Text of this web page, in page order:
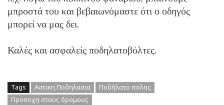
μπροστά του και βεβαιωνόμαστε ότι ο οδηγός
μπορεί να μας δει.
Καλές και ασφαλείς ποδηλατοβόλτες.
Tags Αστικη Ποδηλασια
Ποδήλατο πολης
Προσοχη στους δρομους